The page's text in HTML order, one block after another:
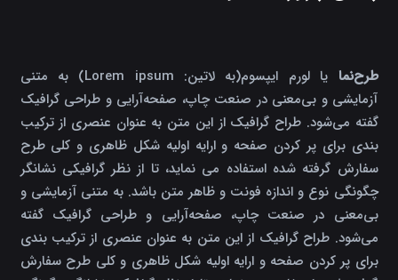
طرح‌نما
یا لورم ایپسوم(به لاتین: Lorem ipsum) به متنی
آزمایشی و بی‌معنی در صنعت چاپ، صفحه‌آرایی و طراحی گرافیک
گفته می‌شود. طراح گرافیک از این متن به عنوان عنصری از ترکیب
بندی برای پر کردن صفحه و ارایه اولیه شکل ظاهری و کلی طرح
سفارش گرفته شده استفاده می نماید، تا از نظر گرافیکی نشانگر
چگونگی نوع و اندازه فونت و ظاهر متن باشد. به متنی آزمایشی و
بی‌معنی در صنعت چاپ، صفحه‌آرایی و طراحی گرافیک گفته
می‌شود. طراح گرافیک از این متن به عنوان عنصری از ترکیب بندی
برای پر کردن صفحه و ارایه اولیه شکل ظاهری و کلی طرح سفارش